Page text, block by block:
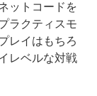
ットコードを
ラクティスモ
レイはもちろ
レベルな対戦